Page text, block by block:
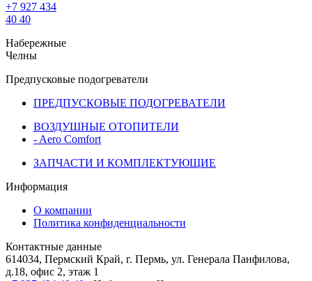
+7 927 434
40 40
Набережные
Челны
Предпусковые подогреватели
ПРЕДПУСКОВЫЕ ПОДОГРЕВАТЕЛИ
ВОЗДУШНЫЕ ОТОПИТЕЛИ
- Aero Comfort
ЗАПЧАСТИ И КОМПЛЕКТУЮЩИЕ
Информация
О компании
Политика конфиденциальности
Контактные данные
614034, Пермский Край, г. Пермь, ул. Генерала Панфилова,
д.18, офис 2, этаж 1